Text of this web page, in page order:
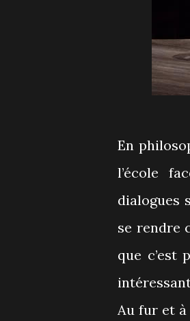
En
l’école
dialogues
se rendre
que c’est
Au fur et à